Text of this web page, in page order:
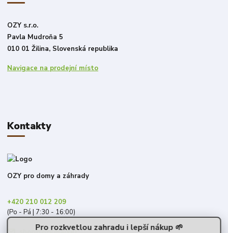
OZY s.r.o.
Pavla Mudroňa 5
010 01 Žilina, Slovenská republika
Navigace na prodejní místo
Kontakty
OZY pro domy a záhrady
+420 210 012 209
(Po - Pá | 7:30 - 16:00)
Pro rozkvetlou zahradu i lepší nákup 🌱